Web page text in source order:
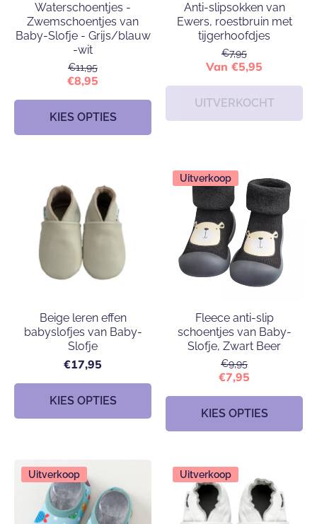
Waterschoentjes -
Zwemschoentjes van
Baby-Slofje - Grijs/blauw
-wit
€11,95
€8,95
KIES OPTIES
Anti-slipsokken van
Ewers, roestbruin met
tijgerhoofdjes
€7,95
Van €5,95
UITVERKOCHT
Beige leren effen
babyslofjes van Baby-
Slofje
€17,95
KIES OPTIES
Uitverkoop
Fleece anti-slip
schoentjes van Baby-
Slofje, Zwart Beer
€9,95
€7,95
KIES OPTIES
Uitverkoop Uitverkoop